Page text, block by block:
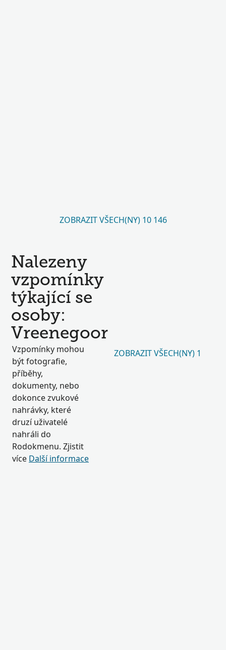
ZOBRAZIT VŠECH(NY) 10 146
Nalezeny
vzpomínky
týkající se
osoby:
Vreenegoor
Vzpomínky mohou
být fotografie,
příběhy,
dokumenty, nebo
dokonce zvukové
nahrávky, které
druzí uživatelé
nahráli do
Rodokmenu. Zjistit
více Další informace
ZOBRAZIT VŠECH(NY) 1